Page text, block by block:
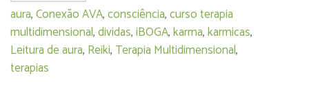
aura,Conexão AVA,consciência,curso terapia
multidimensional,dividas,iBOGA,karma,karmicas,
Leitura de aura, Reiki,Terapia Multidimensional,
terapias